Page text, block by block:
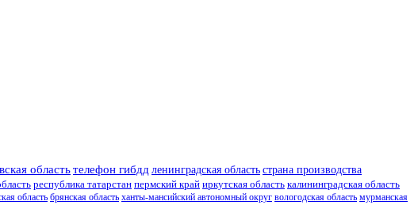
областьтелефон гибдд ленинградская область страна производства
республика татарстан пермский край иркутская область калининградская область
область брянская область ханты-мансийский автономный округ вологодская область мурманская